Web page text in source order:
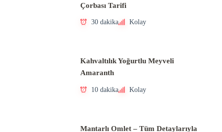
Çorbası Tarifi
30 dakika Kolay
Kahvaltılık Yoğurtlu Meyveli
Amaranth
10 dakika Kolay
Mantarlı Omlet – Tüm Detaylarıyla